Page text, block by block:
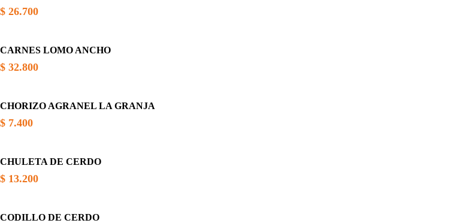
$ 26.700
CARNES LOMO ANCHO
$ 32.800
CHORIZO AGRANEL LA GRANJA
$ 7.400
CHULETA DE CERDO
$ 13.200
CODILLO DE CERDO